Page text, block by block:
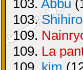
103. Abbu
103.Shihiro
109.
109. La
109. kim